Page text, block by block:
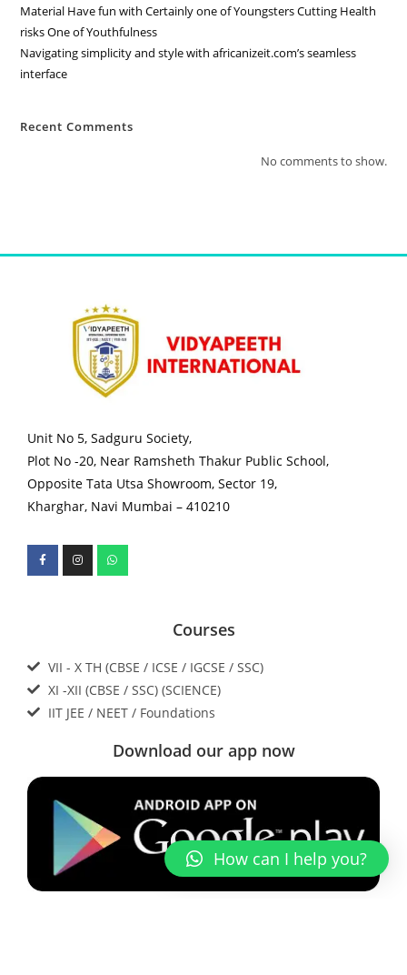
Material Have fun with Certainly one of Youngsters Cutting Health
risks One of Youthfulness
Navigating simplicity and style with africanizeit.com’s seamless
interface
Recent Comments
No comments to show.
Unit No 5, Sadguru Society,
Plot No -20, Near Ramsheth Thakur Public School,
Opposite Tata Utsa Showroom, Sector 19,
Kharghar, Navi Mumbai – 410210
Courses
VII - X TH (CBSE / ICSE / IGCSE / SSC)
XI -XII (CBSE / SSC) (SCIENCE)
IIT JEE / NEET / Foundations
Download our app now
How can I help you?